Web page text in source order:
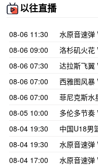
以往直播
08-06 11:30
水原音速弹
08-06 09:00
洛杉矶火花
08-06 07:30
达拉斯飞翼
08-06 07:00
西雅图风暴
08-06 07:00
菲尼克斯水
08-05 10:00
多伦多节奏
08-04 19:30
中国U18男
08-04 19:30
水原音速弹
08-04 17:00
水原音速弹